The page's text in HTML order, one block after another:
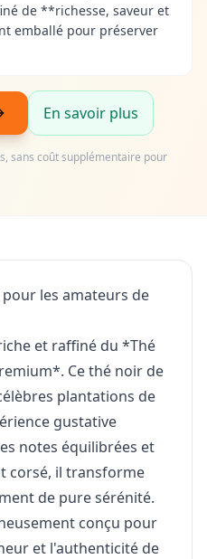
de **richesse, saveur et
emballé pour préserver
En savoir plus
sans coût supplémentaire pour
les amateurs de
et raffiné du *Thé
Ce thé noir de
plantations de
gustative
notes équilibrées et
corsé, il transforme
de pure sérénité.
conçu pour
et l'authenticité de